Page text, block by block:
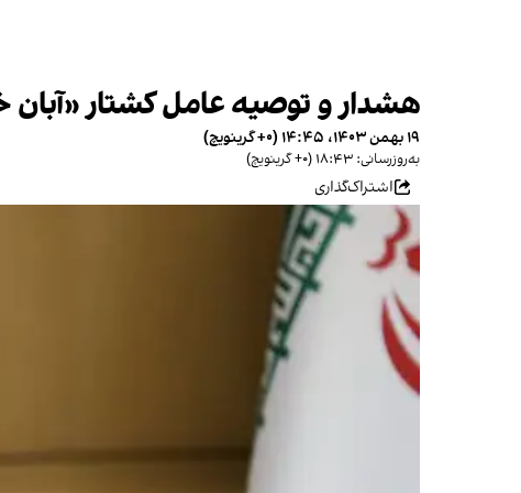
هشدار و توصیه عامل کشتار «آبان خونین»
۱۹ بهمن ۱۴۰۳، ۱۴:۴۵ (‎+۰ گرینویچ)
به‌روزرسانی: ۱۸:۴۳ (‎+۰ گرینویچ)
اشتراک‌گذاری